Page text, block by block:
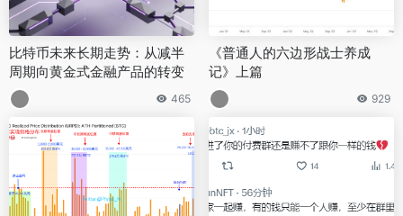
比特币未来长期走势：从减半
周期向黄金式金融产品的转变
465
《普通人的六边形战士养成
记》上篇
929